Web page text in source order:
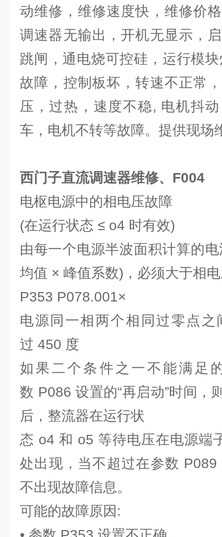
动维修，维修速度快，维修价
调速器无输出，开机无显示，
跳闸，通电烧可控硅，运行模
故障，控制板坏，转速不正常
压，过热，速度不稳, 电机抖
车，电机不转等故障。提供现场
西门子直流调速器维修、F004
电枢电源中的相电压故障
(在运行状态 ≤ o4 时有效)
由每一个电源半波面积计算的
均值 × 峰值系数)，必须大于相
P353 P078.001×
电源同一相两个相同过零点
过 450 度
如果二个条件之一不能满足
数 P086 设置的“再启动”时间，
后，整流器在运行状
态 o4 和 o5 等待电压在电源端
处出现，当不超过在参数
不出现故障信息。
可能的故障原因: